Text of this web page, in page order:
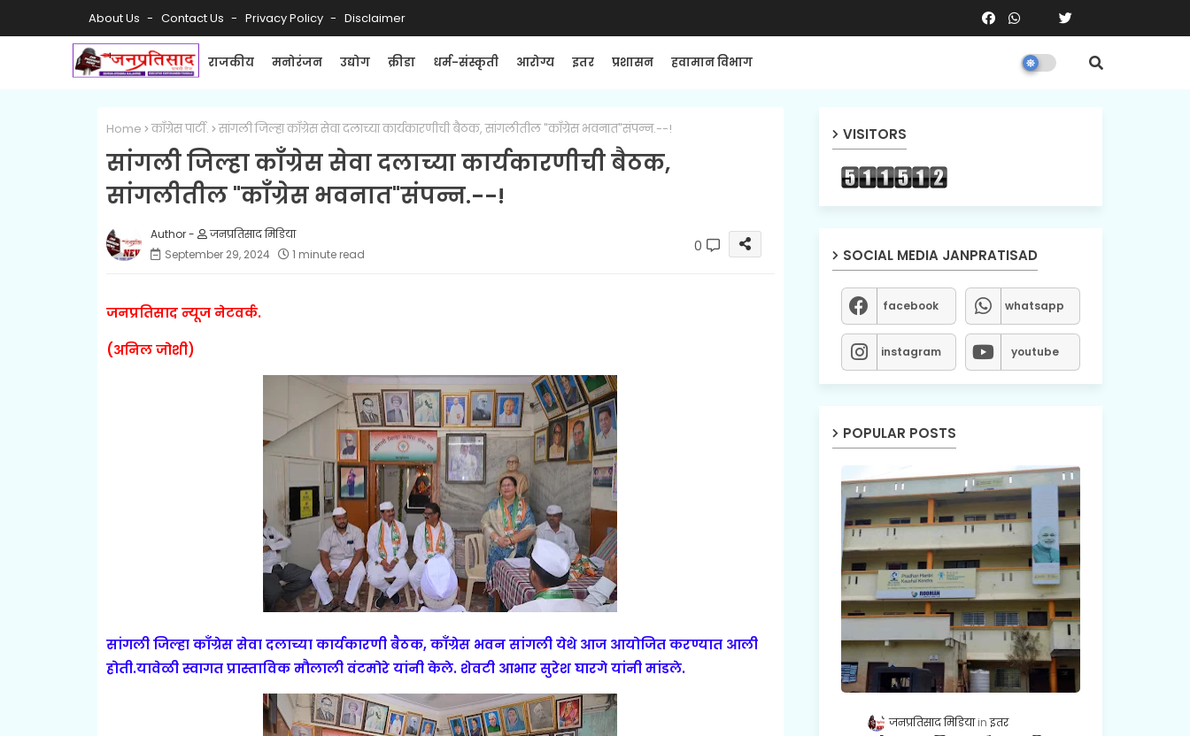
About Us Contact Us Privacy Policy Disclaimer
राजकीय मनोरंजन उद्योग क्रीडा धर्म-संस्कृती आरोग्य इतर प्रशासन हवामान विभाग
Home काँग्रेस पार्टी. सांगली जिल्हा काँग्रेस सेवा दलाच्या कार्यकारणीची बैठक, सांगलीतील "काँग्रेस भवनात"संपन्न.--!
सांगली जिल्हा काँग्रेस सेवा दलाच्या कार्यकारणीची बैठक,
सांगलीतील "काँग्रेस भवनात"संपन्न.--!
जनप्रतिसाद मिडिया
September 29, 2024
1 minute read 0
जनप्रतिसाद न्यूज नेटवर्क.
(अनिल जोशी)
सांगली जिल्हा काँग्रेस सेवा दलाच्या कार्यकारणी बैठक, काँग्रेस भवन सांगली येथे आज आयोजित करण्यात आली
होती.यावेळी स्वागत प्रास्ताविक मौलाली वंटमोरे यांनी केले. शेवटी आभार सुरेश घारगे यांनी मांडले.
VISITORS
SOCIAL MEDIA JANPRATISAD
facebook whatsapp
instagram youtube
POPULAR POSTS
जनप्रतिसाद मिडिया इतर